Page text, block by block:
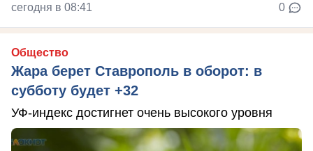
сегодня в 08:41 0
Общество
Жара берет Ставрополь в оборот: в
субботу будет +32
УФ-индекс достигнет очень высокого уровня